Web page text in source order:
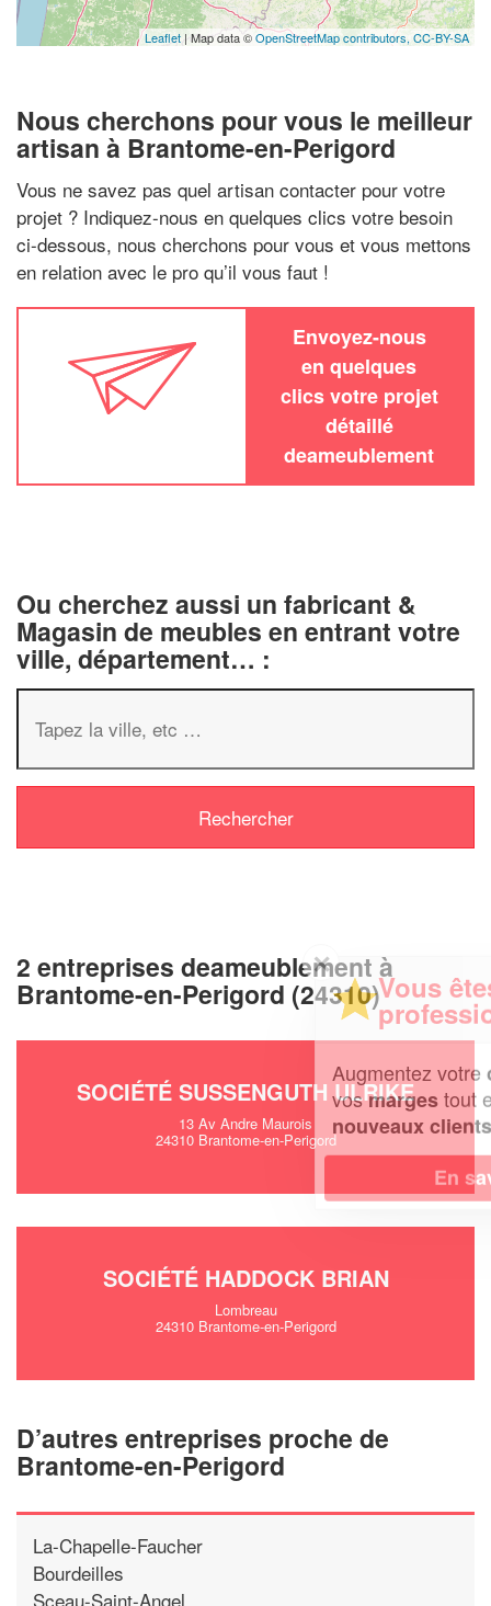
Leaflet | Map data ©OpenStreetMap contributors, CC-BY-SA
Nous cherchons pour vous le meilleur
artisan à Brantome-en-Perigord
Vous ne savez pas quel artisan contacter pour votre
projet ? Indiquez-nous en quelques clics votre besoin
ci-dessous, nous cherchons pour vous et vous mettons
en relation avec le pro qu’il vous faut !
Envoyez-nous
en quelques
clics votre projet
détaillé
deameublement
Ou cherchez aussi un fabricant &
Magasin de meubles en entrant votre
ville, département… :
2 entreprises deameublement à
Brantome-en-Perigord (24310)
SOCIÉTÉ SUSSENGUTH ULRIKE
13 Av Andre Maurois
24310 Brantome-en-Perigord
SOCIÉTÉ HADDOCK BRIAN
Lombreau
24310 Brantome-en-Perigord
D’autres entreprises proche de
Brantome-en-Perigord
La-Chapelle-Faucher
Bourdeilles
Sceau-Saint-Angel
✕
Vous êtes un
professionnel ?
chiffre d'affaireset
vosmargestout en gagnant de
nouveaux clients!